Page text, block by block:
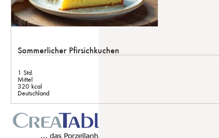
Sommerlicher Pfirsichkuchen
1 Std.
Mittel
320 kcal
Deutschland